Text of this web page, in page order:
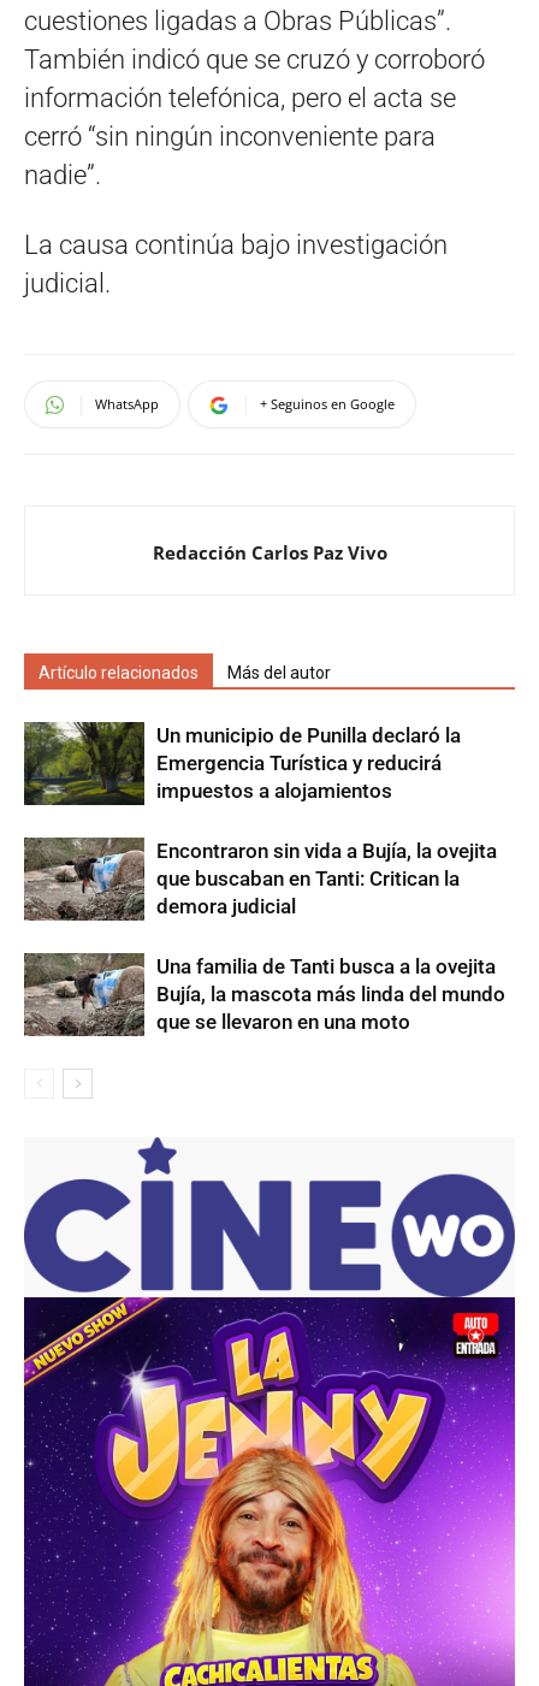
cuestiones ligadas a Obras Públicas”.
También indicó que se cruzó y corroboró
información telefónica, pero el acta se
cerró “sin ningún inconveniente para
nadie”.
La causa continúa bajo investigación
judicial.
WhatsApp + Seguinos en Google
Redacción Carlos Paz Vivo
Artículo relacionados Más del autor
Un municipio de Punilla declaró la
Emergencia Turística y reducirá
impuestos a alojamientos
Encontraron sin vida a Bujía, la ovejita
que buscaban en Tanti: Critican la
demora judicial
Una familia de Tanti busca a la ovejita
Bujía, la mascota más linda del mundo
que se llevaron en una moto